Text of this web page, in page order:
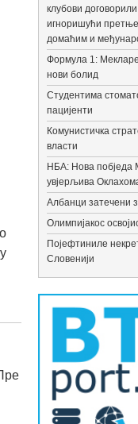
клубови
игноришући
домаћим и
Формула 1:
нови болид
Студентима
пацијенти
Комунистичка
власти
НБА: Нова побједа
увјерљива
Албанци затечени
Олимпијакос
Појефтиниле
Словенији